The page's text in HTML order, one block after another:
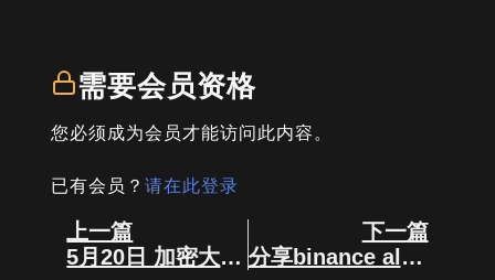
需要会员资格
您必须成为会员才能访问此内容。
已有会员？ 请在此登录
Prev
上一篇
5月20日 加密大事件！
下一篇
分享binance alpha 交易量，市值，持币地址的图！